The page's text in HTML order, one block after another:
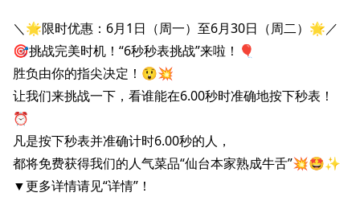
＼🌟限时优惠：6月1日（周一）至6月30日（周二）🌟／
🎯挑战完美时机！“6秒秒表挑战”来啦！🎈
胜负由你的指尖决定！😲💥
让我们来挑战一下，看谁能在6.00秒时准确地按下秒表！
⏰️
凡是按下秒表并准确计时6.00秒的人，
都将免费获得我们的人气菜品“仙台本家熟成牛舌”💥🤩✨
▼更多详情请见“详情”！